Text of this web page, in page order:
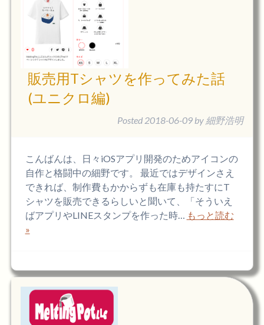
販売用Tシャツを作ってみた話
(ユニクロ編)
Posted 2018-06-09 by 細野浩明
こんばんは、日々iOSアプリ開発のためアイコンの
自作と格闘中の細野です。 最近ではデザインさえ
できれば、制作費もかからずも在庫も持たすにT
シャツを販売できるらしいと聞いて、「そういえ
ばアプリやLINEスタンプを作った時… もっと読む
»